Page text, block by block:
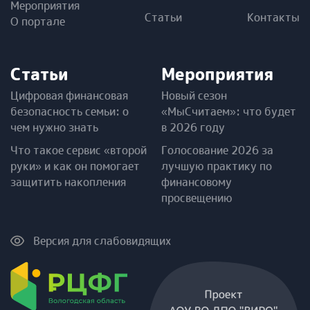
Мероприятия
О портале
Статьи Контакты
Статьи
Цифровая финансовая
безопасность семьи: о
чем нужно знать
Что такое сервис «второй
руки» и как он помогает
защитить накопления
Мероприятия
Новый сезон
«МыСчитаем»: что будет
в 2026 году
Голосование 2026 за
лучшую практику по
финансовому
просвещению
Версия для слабовидящих